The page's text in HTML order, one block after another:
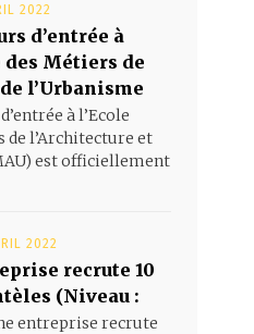
2022
d’entrée à
des Métiers de
l’Urbanisme
à l’Ecole
de l’Architecture et
est officiellement
2022
recrute 10
(Niveau :
entreprise recrute